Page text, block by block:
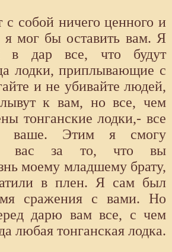
собой ничего ценного и
я мог бы оставить вам. Я
в дар все, что будут
лодки, приплывающие с
и не убивайте людей,
к вам, но все, чем
тонганские лодки,- все
ваше. Этим я смогу
вас за то, что вы
моему младшему брату,
в плен. Я сам был
сражения с вами. Но
дарю вам все, с чем
любая тонганская лодка.